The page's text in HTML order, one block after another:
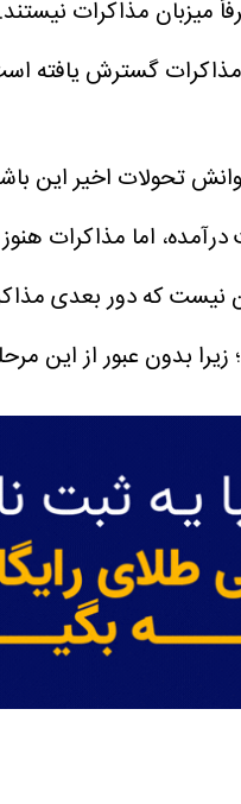
میزبان مذاکرات
گسترش یافته
تحولات اخیر این
اما مذاکرات
زیرا بدون عبور از